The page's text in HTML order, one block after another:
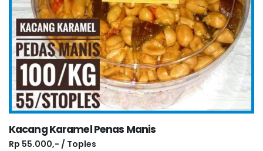
Kacang Karamel Penas Manis
Rp 55.000,- / Toples